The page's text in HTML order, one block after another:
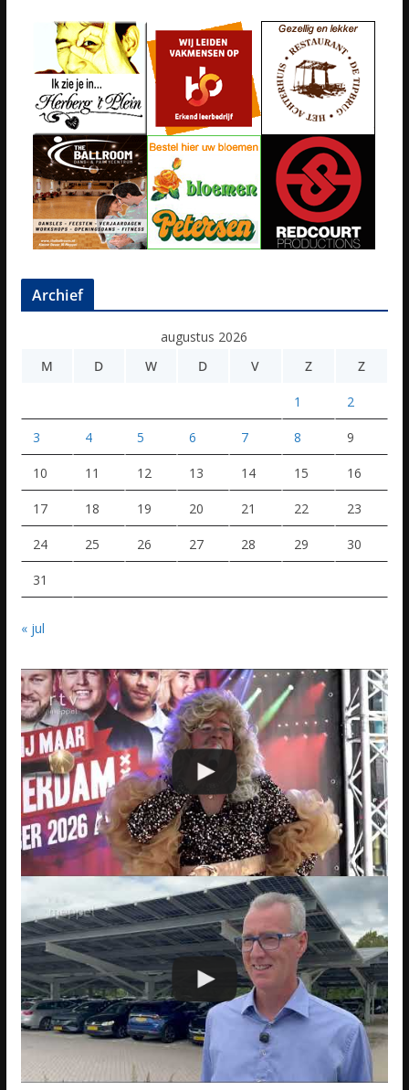
Archief
augustus 2026
M
D W D V Z Z
1 2
3 4 5 6 7 8 9
10 11 12 13 14 15 16
17 18 19 20 21 22 23
24 25 26 27 28 29 30
31
« jul